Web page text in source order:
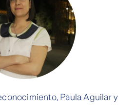
Paula Aguilar y